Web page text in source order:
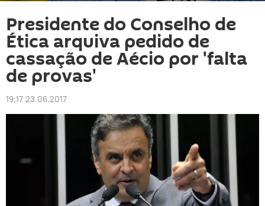
Presidente do Conselho de
Ética arquiva pedido de
cassação de Aécio por 'falta
de provas'
19:17 23.06.2017